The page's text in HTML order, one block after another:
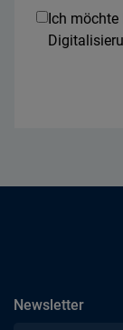
Ich möchte
Newsletter